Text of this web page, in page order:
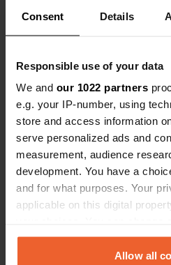
Consent Details
Responsible use of your data
We and our 1022 partners
e.g. your IP-number, using
store and access information
serve personalized ads and
measurement, audience
development. You have a
and for what purposes. Your
applicable on this digital
any time from the Cookie
the Privacy trigger icon.Allow all
34° 56' 40" S 173° 22'
175047
Passer àPRO+
pour toutes les coordonnées
Carte
Afficher sur la carte
Visitez le site Web